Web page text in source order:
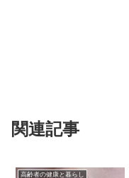
関連記事
高齢者の健康と暮らし